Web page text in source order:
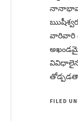
వారివారి
వివిధాలైన
FILED